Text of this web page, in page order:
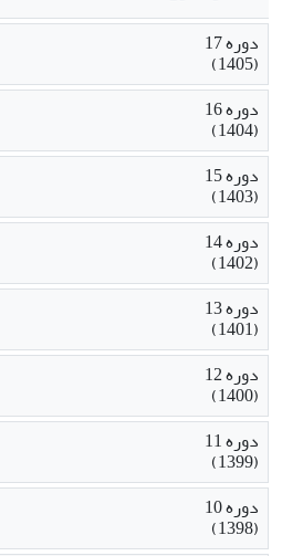
دوره 17
(1405)
دوره 16
(1404)
دوره 15
(1403)
دوره 14
(1402)
دوره 13
(1401)
دوره 12
(1400)
دوره 11
(1399)
دوره 10
(1398)